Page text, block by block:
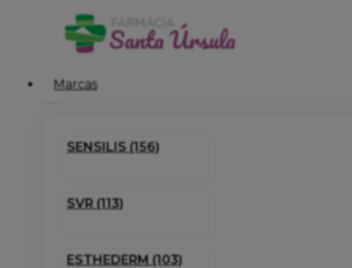
Marcas
SENSILIS (156)
SVR (113)
ESTHEDERM (103)